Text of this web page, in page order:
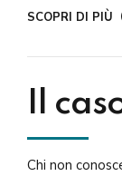
SCOPRI DI PIÙ
Il
Chi non